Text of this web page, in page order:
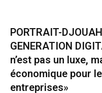
PORTRAIT-
GENERATION
n’est pas un luxe,
économique pour
entreprises»